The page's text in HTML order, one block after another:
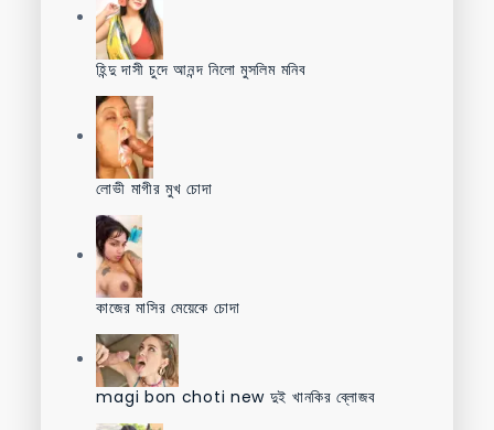
হিন্দু দাসী চুদে আনন্দ নিলো মুসলিম মনিব
লোভী মাগীর মুখ চোদা
কাজের মাসির মেয়েকে চোদা
magi bon choti new দুই খানকির ব্লোজব